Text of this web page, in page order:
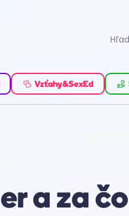
Vzťahy&SexEd
a za